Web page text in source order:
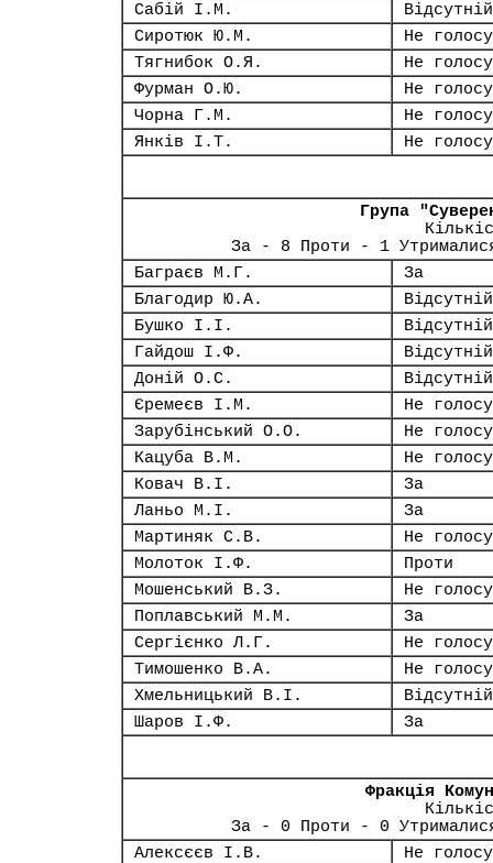
Сабій І.М.
Відсутній
Сиротюк Ю.М.
Не
Тягнибок О.Я.
Не
Фурман О.Ю.
Не
Чорна Г.М.
Не
Янків І.Т.
Не
Група
За - 8 Проти - 1
Баграєв М.Г.
За
Благодир Ю.А.
Відсутній
Бушко І.І.
Відсутній
Гайдош І.Ф.
Відсутній
Доній О.С.
Відсутній
Єремеєв І.М.
Не
Зарубінський О.О.
Не
Кацуба В.М.
Не
Ковач В.І.
За
Ланьо М.І.
За
Мартиняк С.В.
Не
Молоток І.Ф.
Проти
Мошенський В.З.
Не
Поплавський М.М.
За
Сергієнко Л.Г.
Не
Тимошенко В.А.
Не
Хмельницький В.І.
Відсутній
Шаров І.Ф.
За
Фракція
За - 0 Проти - 0
Алексєєв І.В.
Не